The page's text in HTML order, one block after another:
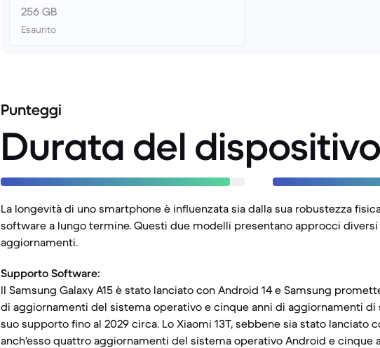
256 GB
Esaurito
Punteggi
Durata del dispositivo
La longevità di uno smartphone è influenzata sia dalla sua robustezza
software a lungo termine. Questi due modelli presentano approcci
aggiornamenti.
Supporto Software:
Il Samsung Galaxy A15 è stato lanciato con Android 14 e Samsung
di aggiornamenti del sistema operativo e cinque anni di aggiornamenti di
suo supporto fino al 2029 circa. Lo Xiaomi 13T, sebbene sia stato lanciato
anch'esso quattro aggiornamenti del sistema operativo Android e cinque